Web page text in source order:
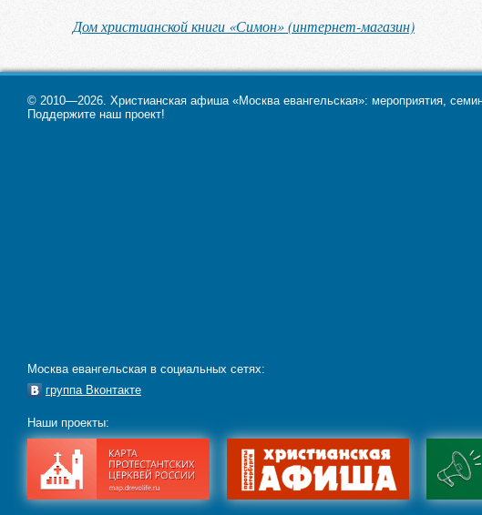
Дом христианской книги «Симон» (интернет-магазин)
© 2010—2026. Христианская афиша «Москва евангельская»: мероприятия,
Поддержите наш проект!
Москва евангельская в социальных сетях:
группа Вконтакте
Наши проекты: